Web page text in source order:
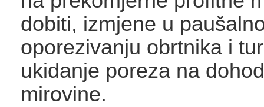
dobiti, izmjene u
oporezivanju obrtnika i
ukidanje poreza na
mirovine.